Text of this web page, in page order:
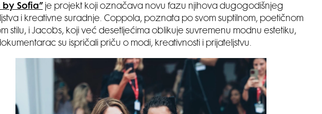
by Sofia” je projekt koji označava novu fazu njihova dugogodišnjeg
i kreativne suradnje. Coppola, poznata po svom suptilnom, poetičnom
stilu, i Jacobs, koji već desetljećima oblikuje suvremenu modnu estetiku,
su ispričali priču o modi, kreativnosti i prijateljstvu.